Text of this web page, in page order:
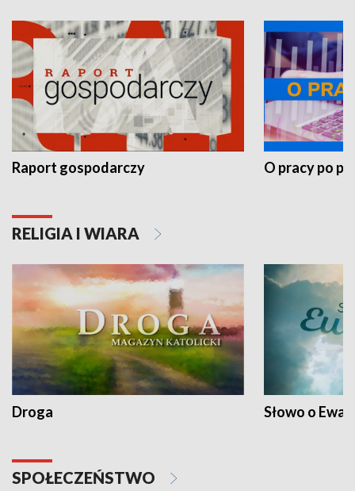
Raport gospodarczy O pracy po
RELIGIA I WIARA
Droga Słowo o
SPOŁECZEŃSTWO